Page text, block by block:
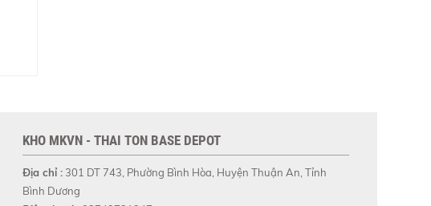
KHO MKVN - THAI TON BASE DEPOT
Địa chỉ : 301 DT 743, Phường Bình Hòa, Huyện Thuận An, Tỉnh
Bình Dương